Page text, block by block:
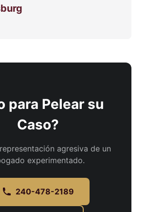
para Pelear su
Caso?
agresiva de un
experimentado.
240-478-2189